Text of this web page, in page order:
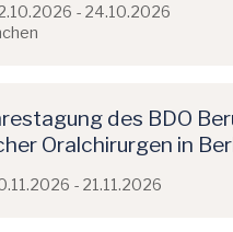
- 24.10.2026
des BDO
Oralchirurgen in
- 21.11.2026